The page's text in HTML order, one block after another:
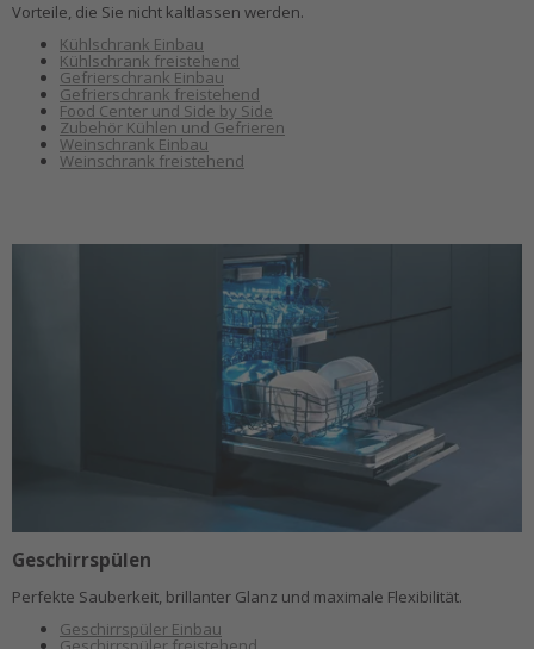
Vorteile, die Sie nicht kaltlassen werden.
Kühlschrank Einbau
Kühlschrank freistehend
Gefrierschrank Einbau
Gefrierschrank freistehend
Food Center und Side by Side
Zubehör Kühlen und Gefrieren
Weinschrank Einbau
Weinschrank freistehend
Geschirrspülen
Perfekte Sauberkeit, brillanter Glanz und maximale Flexibilität.
Geschirrspüler Einbau